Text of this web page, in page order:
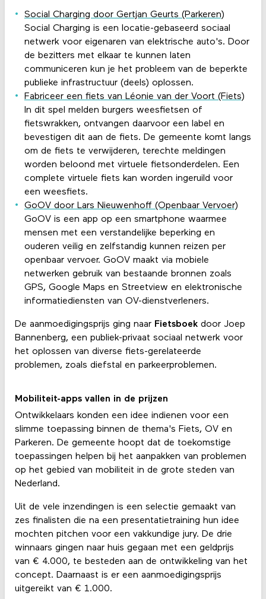
Social Charging door Gertjan Geurts (Parkeren)
Social Charging is een locatie-gebaseerd sociaal
netwerk voor eigenaren van elektrische auto's. Door
de bezitters met elkaar te kunnen laten
communiceren kun je het probleem van de beperkte
publieke infrastructuur (deels) oplossen.
Fabriceer een fiets van Léonie van der Voort (Fiets)
In dit spel melden burgers weesfietsen of
fietswrakken, ontvangen daarvoor een label en
bevestigen dit aan de fiets. De gemeente komt langs
om de fiets te verwijderen, terechte meldingen
worden beloond met virtuele fietsonderdelen. Een
complete virtuele fiets kan worden ingeruild voor
een weesfiets.
GoOV door Lars Nieuwenhoff (Openbaar Vervoer)
GoOV is een app op een smartphone waarmee
mensen met een verstandelijke beperking en
ouderen veilig en zelfstandig kunnen reizen per
openbaar vervoer. GoOV maakt via mobiele
netwerken gebruik van bestaande bronnen zoals
GPS, Google Maps en Streetview en elektronische
informatiediensten van OV-dienstverleners.
De aanmoedigingsprijs ging naar Fietsboekdoor Joep
Bannenberg, een publiek-privaat sociaal netwerk voor
het oplossen van diverse fiets-gerelateerde
problemen, zoals diefstal en parkeerproblemen.
Mobiliteit-apps vallen in de prijzen
Ontwikkelaars konden een idee indienen voor een
slimme toepassing binnen de thema's Fiets, OV en
Parkeren. De gemeente hoopt dat de toekomstige
toepassingen helpen bij het aanpakken van problemen
op het gebied van mobiliteit in de grote steden van
Nederland.
Uit de vele inzendingen is een selectie gemaakt van
zes finalisten die na een presentatietraining hun idee
mochten pitchen voor een vakkundige jury. De drie
winnaars gingen naar huis gegaan met een geldprijs
van € 4.000, te besteden aan de ontwikkeling van het
concept. Daarnaast is er een aanmoedigingsprijs
uitgereikt van € 1.000.